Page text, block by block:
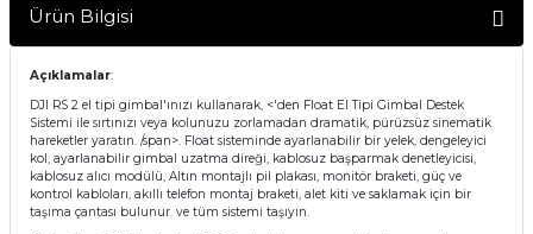
Ürün Bilgisi
Açıklamalar:
DJI RS 2 el tipi gimbal'ınızı kullanarak, <'den Float El Tipi Gimbal Destek
Sistemi ile sırtınızı veya kolunuzu zorlamadan dramatik, pürüzsüz sinematik
hareketler yaratın. /span>. Float sisteminde ayarlanabilir bir yelek, dengeleyici
kol, ayarlanabilir gimbal uzatma direği, kablosuz başparmak denetleyicisi,
kablosuz alıcı modülü, Altın montajlı pil plakası, monitör braketi, güç ve
kontrol kabloları, akıllı telefon montaj braketi, alet kiti ve saklamak için bir
taşıma çantası bulunur. ve tüm sistemi taşıyın.